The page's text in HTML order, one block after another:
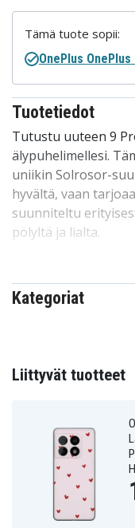
Tuotetiedot
Tutustu uuteen 9
älypuhelimellesi.
uniikin Solrosor-
hyvältä, vaan
suunniteltu
pölyltä ja lialta.
Meidän
asentaa tai poistaa
naarmuuntumisen
kohtuuhintainen,
Erinomainen valinta
Tuotteen
-Erityisesti
langattoman
-
Kategoriat
Tämä tuote sopii:
OnePlus OnePlus
Liittyvät tuotteet